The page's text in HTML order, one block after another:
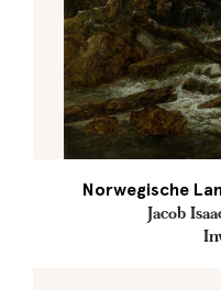
Norwegische
Jacob